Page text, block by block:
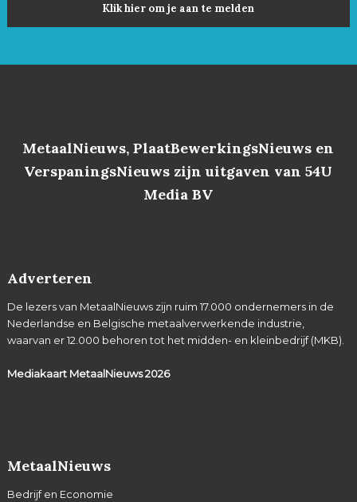
Klik hier om je aan te melden
MetaalNieuws, PlaatBewerkingsNieuws en
VerspaningsNieuws zijn uitgaven van 54U
Media BV
Adverteren
De lezers van MetaalNieuws zijn ruim 17.000 ondernemers in de
Nederlandse en Belgische metaalverwerkende industrie,
waarvan er 12.000 behoren tot het midden- en kleinbedrijf (MKB).
Mediakaart MetaalNieuws2026
MetaalNieuws
Bedrijf en Economie